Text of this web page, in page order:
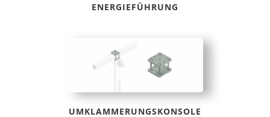
ENERGIEFÜHRUNG
UMKLAMMERUNGSKONSOLE